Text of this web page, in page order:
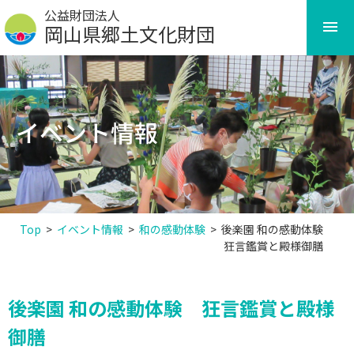
Skip
to
content
公益財団法人
岡山県郷土文化財団
イベント情報
Top > イベント情報 > 和の感動体験 > 後楽園 和の感動体験
狂言鑑賞と殿様御膳
後楽園 和の感動体験 狂言鑑賞と殿様
御膳